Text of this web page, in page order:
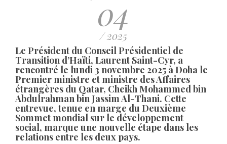
04
/ 2025
Le Président du Conseil Présidentiel de
Transition d’Haïti, Laurent Saint-Cyr, a
rencontré le lundi 3 novembre 2025 à Doha le
Premier ministre et ministre des Affaires
étrangères du Qatar, Cheikh Mohammed bin
Abdulrahman bin Jassim Al-Thani. Cette
entrevue, tenue en marge du Deuxième
Sommet mondial sur le développement
social, marque une nouvelle étape dans les
relations entre les deux pays.